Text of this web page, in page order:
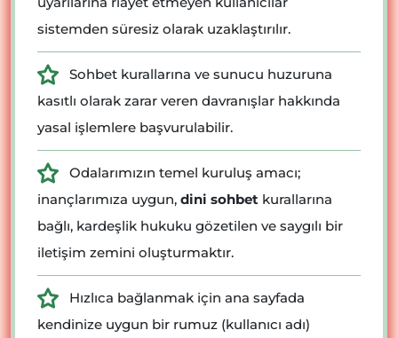
sistemden süresiz olarak uzaklaştırılır.
Sohbet kurallarına ve sunucu huzuruna
kasıtlı olarak zarar veren davranışlar hakkında
yasal işlemlere başvurulabilir.
Odalarımızın temel kuruluş amacı;
inançlarımıza uygun, dini sohbet kurallarına
bağlı, kardeşlik hukuku gözetilen ve saygılı bir
iletişim zemini oluşturmaktır.
Hızlıca bağlanmak için ana sayfada
kendinize uygun bir rumuz (kullanıcı adı)